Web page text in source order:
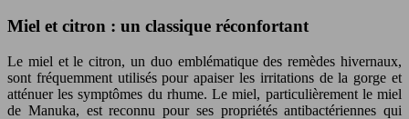
Miel et citron : un classique réconfortant
Le miel et le citron, un duo emblématique des remèdes hivernaux,
sont fréquemment utilisés pour apaiser les irritations de la gorge et
atténuer les symptômes du rhume. Le miel, particulièrement le miel
de Manuka, est reconnu pour ses propriétés antibactériennes qui